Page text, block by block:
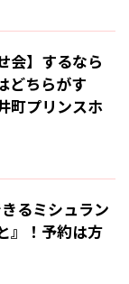
会】するなら
どちらがす
町プリンスホ
るミシュラン
』！予約は方